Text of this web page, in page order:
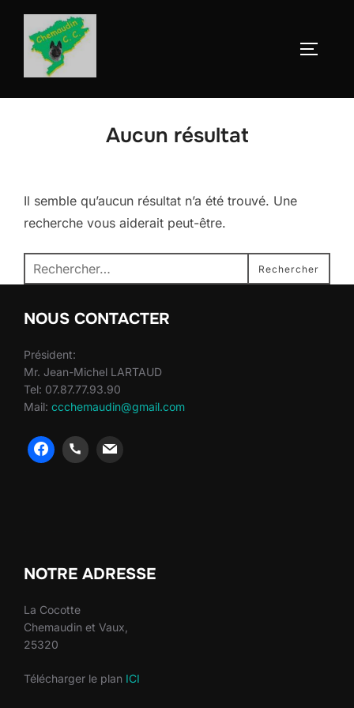
Aller
contenu
Aucun résultat
Il semble qu’aucun résultat n’a été trouvé. Une
recherche vous aiderait peut-être.
Recherche
pour :
Rechercher
NOUS CONTACTER
Président:
Mr. Jean-Michel LARTAUD
Tel: 07.87.77.93.90
Mail: ccchemaudin@gmail.com
NOTRE ADRESSE
La Cocotte
Chemaudin et Vaux,
25320
Télécharger le plan ICI